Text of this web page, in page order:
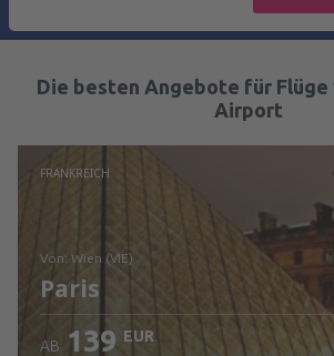
Die besten Angebote für
Airport
FRANKREICH
von: Wien (VIE)
Paris
AB 139 EUR